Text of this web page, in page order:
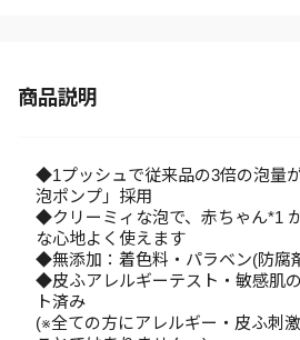
商品説明
◆1プッシュで従来品の3倍の泡量
泡ポンプ」採用
◆クリーミィな泡で、赤ちゃん*1
な心地よく使えます
◆無添加：着色料・パラベン(防腐
◆皮ふアレルギーテスト・敏感肌
ト済み
(※全ての方にアレルギー・皮ふ刺